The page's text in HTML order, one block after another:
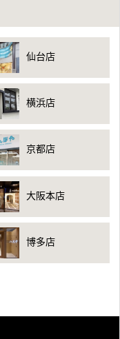
仙台店
横浜店
京都店
大阪本店
博多店